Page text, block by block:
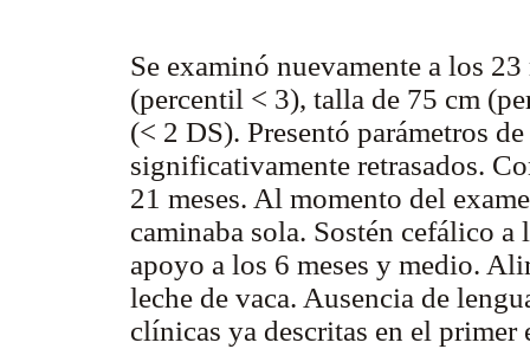
Se examinó nuevamente a los
(percentil < 3), talla de 75 cm
(< 2 DS). Presentó parámetros
significativamente retrasados.
21 meses. Al momento del
caminaba sola. Sostén cefálico
apoyo a los 6 meses y medio.
leche de vaca. Ausencia de
clínicas ya descritas en el primer